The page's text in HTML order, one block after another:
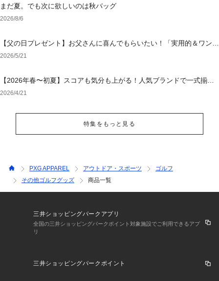
まだ夏。でも次に欲しいのは秋バッグ
2026/8/6
【父の日プレゼント】お父さんに喜んでもらいたい！「実用的＆ワンラ
ンク上のアイテム」特集
2026/5/21
【2026年春〜初夏】スコアも気分も上がる！人気ブランドで一式揃え
る「大人の勝負ゴルフウェア」
2026/4/21
特集をもっと見る
PXG APPAREL アウトドア・スポーツ
ゴルフ
その他ゴルフグッズ
商品一覧
三井ショッピングパークアプリ
全国の三井ショッピングパークポイント対象施設でご利用できるアプ
リ
三井ショッピングパークポイント